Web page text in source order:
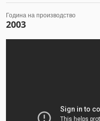
Година на производство
2003